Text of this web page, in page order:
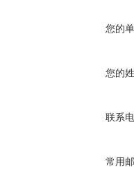
您的
您的
联系
常用